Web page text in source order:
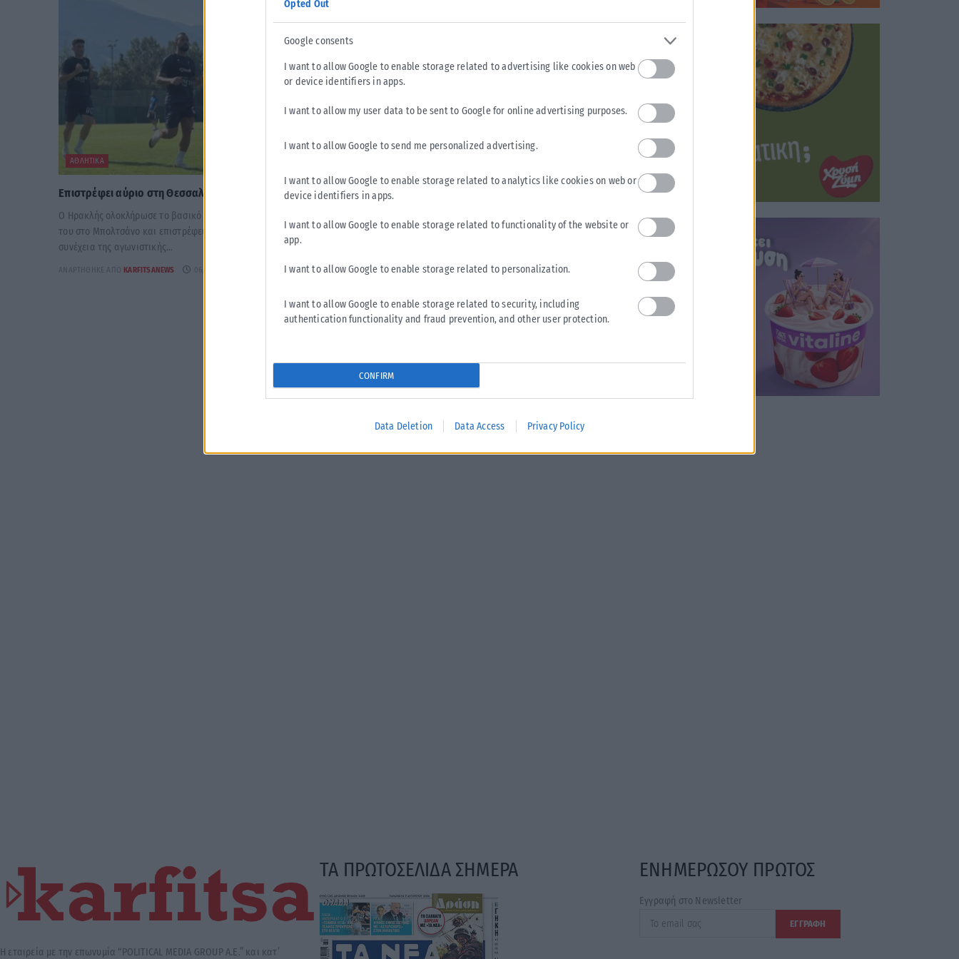
Opted Out
Google consents
I want to allow Google to enable storage related to advertising like cookies on web
or device identifiers in apps.
I want to allow my user data to be sent to Google for online advertising purposes.
I want to allow Google to send me personalized advertising.
I want to allow Google to enable storage related to analytics like cookies on web or
device identifiers in apps.
I want to allow Google to enable storage related to functionality of the website or
app.
I want to allow Google to enable storage related to personalization.
I want to allow Google to enable storage related to security, including
authentication functionality and fraud prevention, and other user protection.
CONFIRM
Data Deletion Data Access Privacy Policy
ΑΘΛΗΤΙΚΆ
Επιστρέφει αύριο στη Θεσσαλονίκη ο Ηρακλής
Ο Ηρακλής ολοκλήρωσε το βασικό στάδιο της προετοιμασίας
του στο Μπολτσάνο και επιστρέφει στη Θεσσαλονίκη για τη
συνέχεια της αγωνιστικής...
KARFITSANEWS 06/08/2026
Άρης: Ένα μήνα εκτός δράσης ο Κουαμέ
θλάση δευτέρου βαθμού στους οπίσθιους μηριαίους και θα
ΑΝΑΡΤΉΘΗΚΕ ΑΠΌ KARFITSANEWS 06/08/2026
Η εταιρεία με την επωνυμία “POLITICAL MEDIA GROUP A.E.” και κατ’
ΤΑ ΠΡΩΤΟΣΕΛΙΔΑ ΣΗΜΕΡΑ ΕΝΗΜΕΡΩΣΟΥ ΠΡΩΤΟΣ
Εγγραφή στο Newsletter